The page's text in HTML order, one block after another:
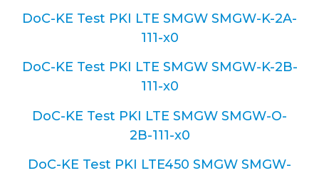
DoC-KE Test PKI LTE SMGW SMGW-K-2A-
111-x0
DoC-KE Test PKI LTE SMGW SMGW-K-2B-
111-x0
DoC-KE Test PKI LTE SMGW SMGW-O-
2B-111-x0
DoC-KE Test PKI LTE450 SMGW SMGW-